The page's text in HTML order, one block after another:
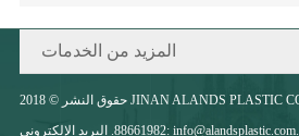
المزيد من الخدمات
حقوق النشر © 2018 JINAN ALANDS PLASTIC CO.، LTD. هاتف: + 86-531-
88661982. البريد الإلكتروني: info@alandsplastic.com.